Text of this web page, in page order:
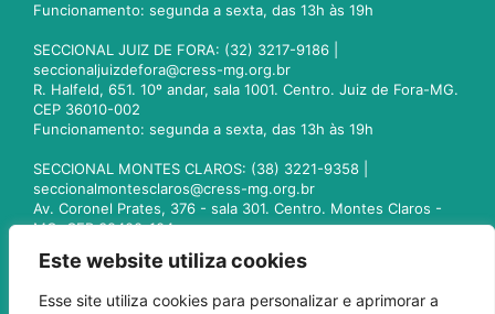
Este website utiliza cookies
Esse site utiliza cookies para personalizar e aprimorar a
Funcionamento: segunda a sexta, das 13h às 19h
SECCIONAL JUIZ DE FORA: (32) 3217-9186 |
seccionaljuizdefora@cress-mg.org.br
R. Halfeld, 651. 10º andar, sala 1001. Centro. Juiz de Fora-MG.
CEP 36010-002
Funcionamento: segunda a sexta, das 13h às 19h
SECCIONAL MONTES CLAROS: (38) 3221-9358 |
seccionalmontesclaros@cress-mg.org.br
Av. Coronel Prates, 376 - sala 301. Centro. Montes Claros -
MG. CEP 39400-104
seccionaluberlandia@cress-mg.org.br